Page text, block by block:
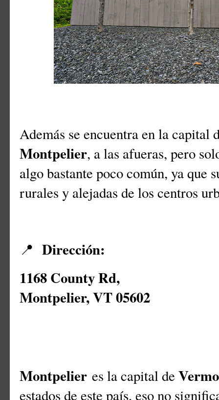
Además se encuentra en la capital
Montpelier, a las afueras, pero
algo bastante poco común, ya que
rurales y alejadas de los centros
📍 Dirección:
1168 County Rd,
Montpelier, VT 05602
Montpelier es la capital de
estados de este país, eso no